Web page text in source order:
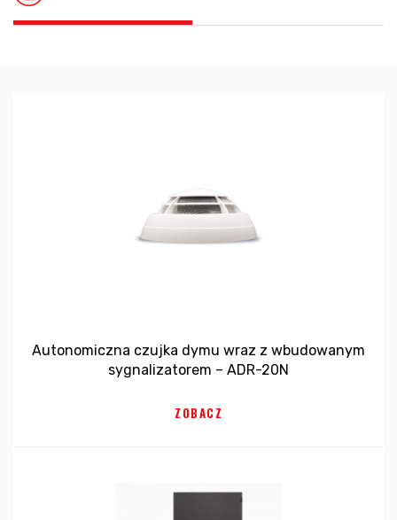
Autonomiczna czujka dymu wraz z wbudowanym
sygnalizatorem – ADR-20N
ZOBACZ